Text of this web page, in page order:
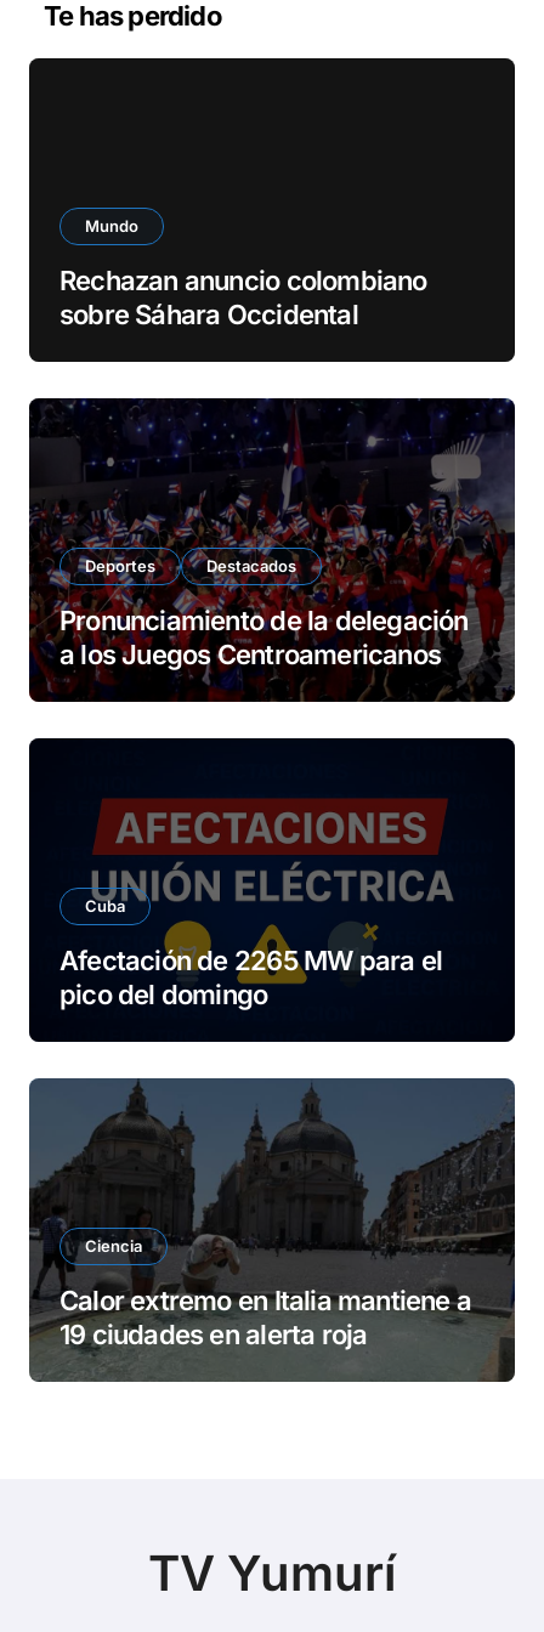
d
Te has perdido
Mundo
Rechazan anuncio colombiano
sobre Sáhara Occidental
Deportes Destacados
Pronunciamiento de la delegación
a los Juegos Centroamericanos
Cuba
Afectación de 2265 MW para el
pico del domingo
Ciencia
Calor extremo en Italia mantiene a
19 ciudades en alerta roja
TV Yumurí